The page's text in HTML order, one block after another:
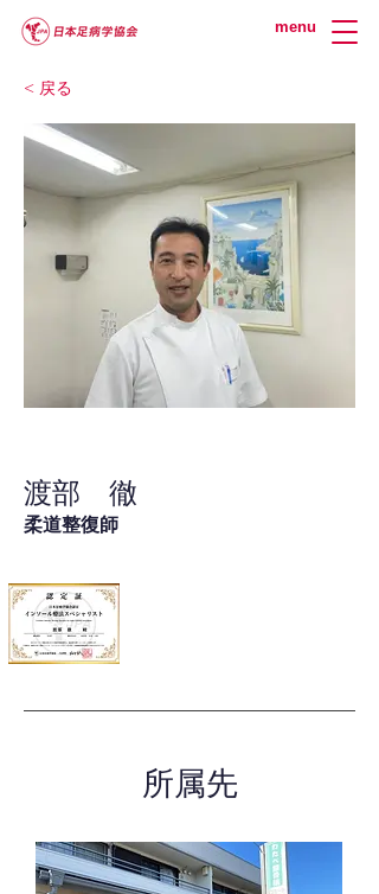
menu
< 戻る
渡部 徹
柔道整復師
所属先